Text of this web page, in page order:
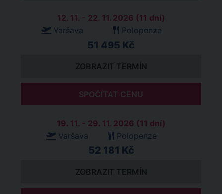
12. 11. - 22. 11. 2026 (11 dní)
Varšava
Polopenze
51 495 Kč
ZOBRAZIT TERMÍN
SPOČÍTAT CENU
19. 11. - 29. 11. 2026 (11 dní)
Varšava
Polopenze
52 181 Kč
ZOBRAZIT TERMÍN